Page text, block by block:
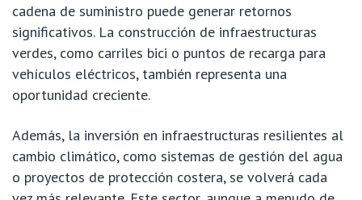
cadena de suministro puede generar retornos
significativos. La construcción de infraestructuras
verdes, como carriles bici o puntos de recarga para
vehículos eléctricos, también representa una
oportunidad creciente.
Además, la inversión en infraestructuras resilientes al
cambio climático, como sistemas de gestión del agua
o proyectos de protección costera, se volverá cada